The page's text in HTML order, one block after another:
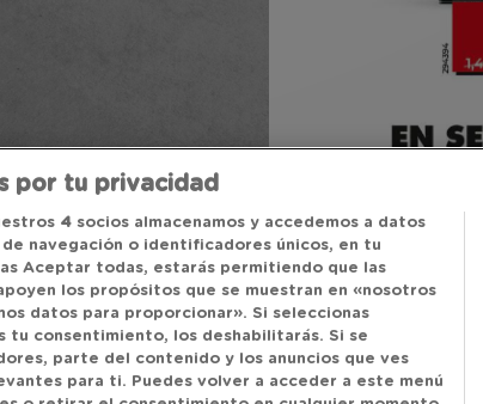
por tu privacidad
4 socios almacenamos y accedemos a datos
navegación o identificadores únicos, en tu
Aceptar todas, estarás permitiendo que las
los propósitos que se muestran en «nosotros
datos para proporcionar». Si seleccionas
tu consentimiento, los deshabilitarás. Si se
parte del contenido y los anuncios que ves
para ti. Puedes volver a acceder a este menú